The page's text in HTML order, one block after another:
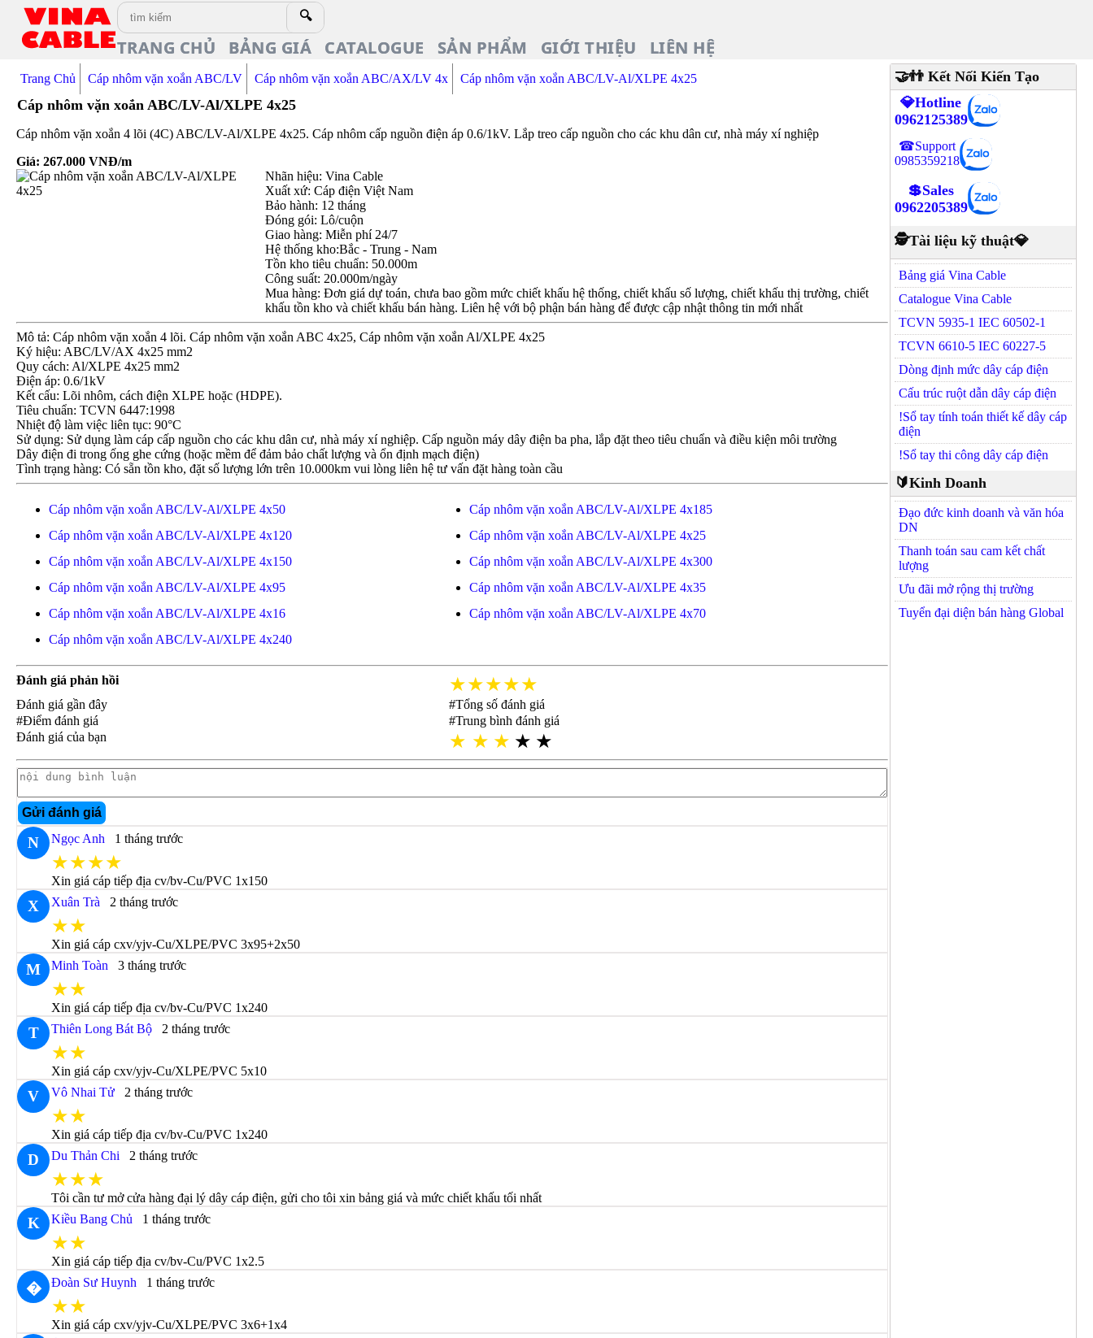
🔍
TRANG CHỦ BẢNG GIÁ CATALOGUE SẢN PHẨM GIỚI THIỆU LIÊN HỆ
Trang Chủ Cáp nhôm vặn xoắn ABC/LV Cáp nhôm vặn xoắn ABC/AX/LV 4x Cáp nhôm vặn xoắn ABC/LV-Al/XLPE 4x25
Cáp nhôm vặn xoắn ABC/LV-Al/XLPE 4x25
Cáp nhôm vặn xoắn 4 lõi (4C) ABC/LV-Al/XLPE 4x25. Cáp nhôm cấp nguồn điện áp 0.6/1kV. Lắp treo cấp nguồn cho các khu dân cư, nhà máy xí nghiệp
Giá:267.000 VNĐ/m
Nhãn hiệu: Vina Cable
Xuất xứ: Cáp điện Việt Nam
Bảo hành: 12 tháng
Đóng gói: Lô/cuộn
Giao hàng: Miễn phí 24/7
Hệ thống kho:Bắc - Trung - Nam
Tồn kho tiêu chuẩn: 50.000m
Công suất: 20.000m/ngày
Mua hàng: Đơn giá dự toán, chưa bao gồm mức chiết khấu hệ thống, chiết khấu số lượng, chiết khấu thị trường, chiết
khấu tồn kho và chiết khấu bán hàng. Liên hệ với bộ phận bán hàng để được cập nhật thông tin mới nhất
Mô tả: Cáp nhôm vặn xoắn 4 lõi. Cáp nhôm vặn xoắn ABC 4x25, Cáp nhôm vặn xoắn Al/XLPE 4x25
Ký hiệu: ABC/LV/AX 4x25 mm2
Quy cách: Al/XLPE 4x25 mm2
Điện áp: 0.6/1kV
Kết cấu: Lõi nhôm, cách điện XLPE hoặc (HDPE).
Tiêu chuẩn: TCVN 6447:1998
Nhiệt độ làm việc liên tục: 90°C
Sử dụng: Sử dụng làm cáp cấp nguồn cho các khu dân cư, nhà máy xí nghiệp. Cấp nguồn máy dây điện ba pha, lắp đặt theo tiêu chuẩn và điều kiện môi trường
Dây điện đi trong ống ghe cứng (hoặc mềm để đảm bảo chất lượng và ổn định mạch điện)
Tình trạng hàng: Có sẵn tồn kho, đặt số lượng lớn trên 10.000km vui lòng liên hệ tư vấn đặt hàng toàn cầu
Cáp nhôm vặn xoắn ABC/LV-Al/XLPE 4x50
Cáp nhôm vặn xoắn ABC/LV-Al/XLPE 4x185
Cáp nhôm vặn xoắn ABC/LV-Al/XLPE 4x120
Cáp nhôm vặn xoắn ABC/LV-Al/XLPE 4x25
Cáp nhôm vặn xoắn ABC/LV-Al/XLPE 4x150
Cáp nhôm vặn xoắn ABC/LV-Al/XLPE 4x300
Cáp nhôm vặn xoắn ABC/LV-Al/XLPE 4x95
Cáp nhôm vặn xoắn ABC/LV-Al/XLPE 4x35
Cáp nhôm vặn xoắn ABC/LV-Al/XLPE 4x16
Cáp nhôm vặn xoắn ABC/LV-Al/XLPE 4x70
Cáp nhôm vặn xoắn ABC/LV-Al/XLPE 4x240
Đánh giá phản hồi ★★★★★
Đánh giá gần đây
#Tổng số đánh giá
#Điểm đánh giá
#Trung bình đánh giá
Đánh giá của bạn
★ ★ ★ ★ ★
Gửi đánh giá
N Ngọc Anh 1 tháng trước
★★★★
Xin giá cáp tiếp địa cv/bv-Cu/PVC 1x150
X Xuân Trà 2 tháng trước
★★
Xin giá cáp cxv/yjv-Cu/XLPE/PVC 3x95+2x50
M Minh Toàn 3 tháng trước
★★
Xin giá cáp tiếp địa cv/bv-Cu/PVC 1x240
T Thiên Long Bát Bộ 2 tháng trước
★★
Xin giá cáp cxv/yjv-Cu/XLPE/PVC 5x10
V Vô Nhai Tử 2 tháng trước
★★
Xin giá cáp tiếp địa cv/bv-Cu/PVC 1x240
D Du Thản Chi 2 tháng trước
★★★
Tôi cần tư mở cửa hàng đại lý dây cáp điện, gửi cho tôi xin bảng giá và mức chiết khấu tối nhất
K Kiều Bang Chủ 1 tháng trước
★★
Xin giá cáp tiếp địa cv/bv-Cu/PVC 1x2.5
� Đoàn Sư Huynh 1 tháng trước
★★
Xin giá cáp cxv/yjv-Cu/XLPE/PVC 3x6+1x4
🤝👬 Kết Nối Kiến Tạo
💎Hotline
0962125389
☎Support
0985359218
💲Sales
0962205389
🕵Tài liệu kỹ thuật💎
Bảng giá Vina Cable
Catalogue Vina Cable
TCVN 5935-1 IEC 60502-1
TCVN 6610-5 IEC 60227-5
Dòng định mức dây cáp điện
Cấu trúc ruột dẫn dây cáp điện
!Sổ tay tính toán thiết kế dây cáp
điện
!Sổ tay thi công dây cáp điện
🔰Kinh Doanh
Đạo đức kinh doanh và văn hóa
DN
Thanh toán sau cam kết chất
lượng
Ưu đãi mở rộng thị trường
Tuyển đại diện bán hàng Global